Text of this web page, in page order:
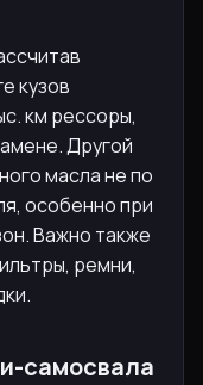
кузов
км рессоры,
Другой
масла не по
особенно при
Важно также
ремни,
самосвала